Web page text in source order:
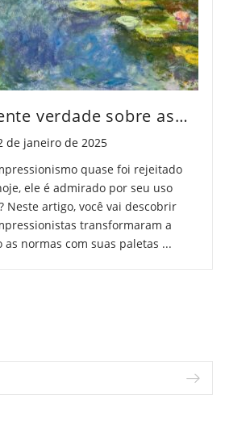
A surpreendente verdade sobre as cores em obras impressionistas
on
de janeiro de 2025
quase foi rejeitado
ele é admirado por seu uso
Neste artigo, você vai descobrir
transformaram a
normas com suas paletas ...